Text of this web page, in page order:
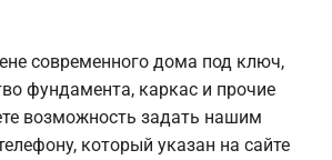
современного дома под ключ,
фундамента, каркас и прочие
возможность задать нашим
который указан на сайте